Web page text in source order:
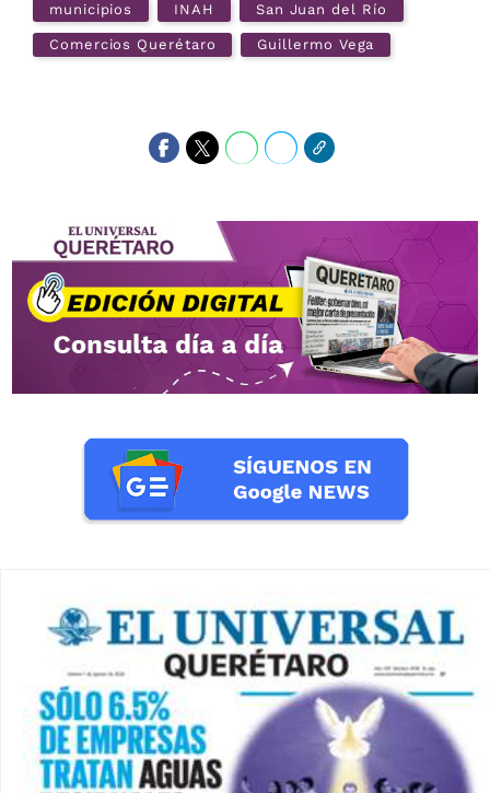
municipios INAH San Juan del Río
Comercios Querétaro Guillermo Vega